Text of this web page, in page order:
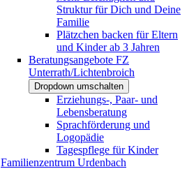
Struktur für Dich und Deine
Familie
Plätzchen backen für Eltern
und Kinder ab 3 Jahren
Beratungsangebote FZ
Unterrath/Lichtenbroich
Dropdown umschalten
Erziehungs-, Paar- und
Lebensberatung
Sprachförderung und
Logopädie
Tagespflege für Kinder
Familienzentrum Urdenbach